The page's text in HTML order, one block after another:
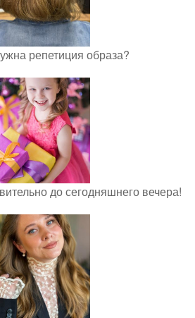
репетиция образа?
до сегодняшнего вечера!